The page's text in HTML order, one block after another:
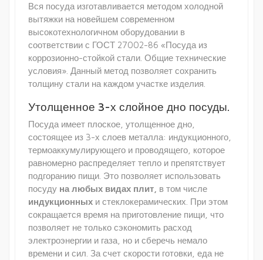
Вся посуда изготавливается методом холодной
вытяжки на новейшем современном
высокотехнологичном оборудовании в
соответствии с ГОСТ 27002-86 «Посуда из
коррозионно-стойкой стали. Общие технические
условия». Данный метод позволяет сохранить
толщину стали на каждом участке изделия.
Утолщенное 3-х слойное дно посуды.
Посуда имеет плоское, утолщенное дно,
состоящее из 3-х слоев металла: индукционного,
термоаккумулирующего и проводящего, которое
равномерно распределяет тепло и препятствует
подгоранию пищи. Это позволяет использовать
посуду на любых видах плит, в том числе
индукционных и стеклокерамических. При этом
сокращается время на приготовление пищи, что
позволяет не только сэкономить расход
электроэнергии и газа, но и сберечь немало
времени и сил. За счет скорости готовки, еда не